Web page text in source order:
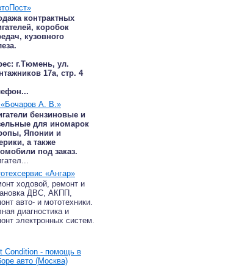
контрактных
коробок
кузовного
г.Тюмень, ул.
17а, стр. 4
А. В.»
бензиновые и
для иномарок
Японии и
а также
под заказ.
«Ангар»
ходовой, ремонт и
ДВС, АКПП,
авто- и мототехники.
диагностика и
электронных систем.
Condition - помощь в
авто (Москва)